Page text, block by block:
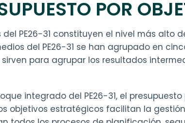
POR
PE26-31 constituyen el nivel más
del PE26-31 se han agrupado en
para agrupar los resultados
integrado del PE26-31, el
objetivos estratégicos facilitan la